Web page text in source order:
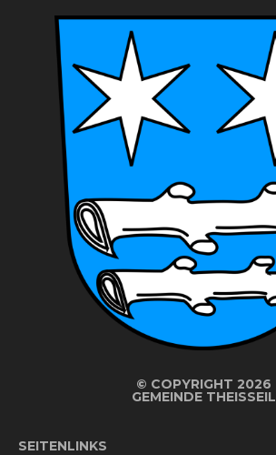
© COPYRIGHT 2026
GEMEINDE THEISSEIL
SEITENLINKS